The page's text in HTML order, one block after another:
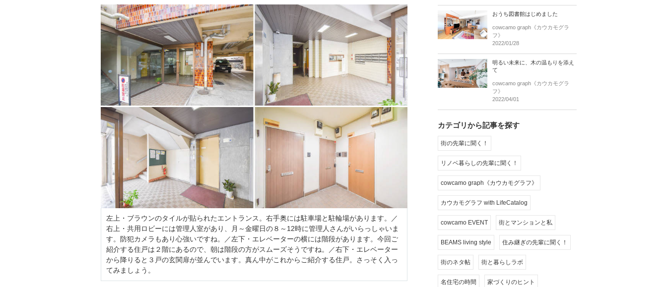
左上・ブラウンのタイルが貼られたエントランス。右手奥には駐車場と駐輪場があります。／
右上・共用ロビーには管理人室があり、月～金曜日の８～12時に管理人さんがいらっしゃいま
す。防犯カメラもあり心強いですね。／左下・エレベーターの横には階段があります。今回ご
紹介する住戸は２階にあるので、朝は階段の方がスムーズそうですね。／右下・エレベーター
から降りると３戸の玄関扉が並んでいます。真ん中がこれからご紹介する住戸。さっそく入っ
てみましょう。
おうち図書館はじめました
cowcamo graph《カウカモグラ
フ》
2022/01/28
明るい未来に、木の温もりを添え
て
cowcamo graph《カウカモグラ
フ》
2022/04/01
カテゴリから記事を探す
街の先輩に聞く！
リノベ暮らしの先輩に聞く！
cowcamo graph《カウカモグラフ》
カウカモグラフ with LifeCatalog
cowcamo EVENT 街とマンションと私
BEAMS living style 住み継ぎの先輩に聞く！
街のネタ帖 街と暮らしラボ
名住宅の時間 家づくりのヒント